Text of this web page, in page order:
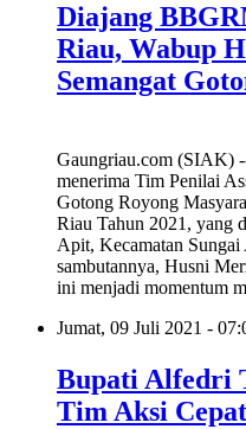
Diajang
Riau, Wabup
Semangat
Gaungriau.com (SIAK)
menerima Tim Penilai
Gotong Royong
Riau Tahun 2021, yang
Apit, Kecamatan
sambutannya, Husni
ini menjadi momentum
Jumat, 09 Juli 2021 -
Bupati Alfedri
Tim Aksi